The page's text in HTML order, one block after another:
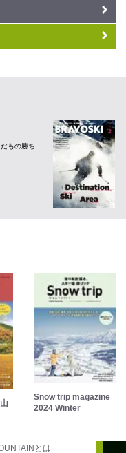
もの勝ち
Snow trip magazine
2024 Winter
とは